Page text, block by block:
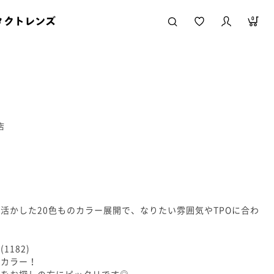
クトレンズ 0
かした20色ものカラー展開で、なりたい雰囲気やTPOに合わ
ラー！